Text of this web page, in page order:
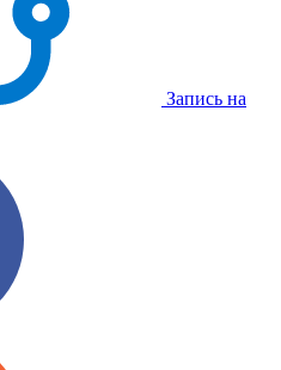
Запись на